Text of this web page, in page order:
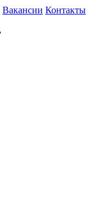
Вакансии Контакты